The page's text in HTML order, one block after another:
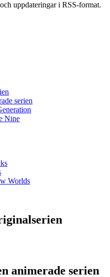
uppdateringar i RSS-format.
serien
Nine
Worlds
animerade serien